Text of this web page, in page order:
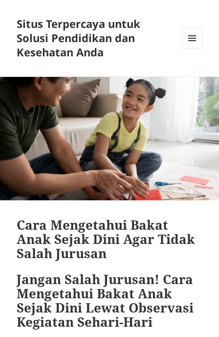
Situs Terpercaya untuk
Solusi Pendidikan dan
Kesehatan Anda
Cara Mengetahui Bakat
Anak Sejak Dini Agar Tidak
Salah Jurusan
Jangan Salah Jurusan! Cara
Mengetahui Bakat Anak
Sejak Dini Lewat Observasi
Kegiatan Sehari-Hari